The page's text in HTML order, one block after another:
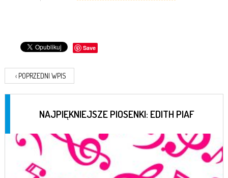
Save
‹ POPRZEDNI WPIS
NAJPIĘKNIEJSZE PIOSENKI: EDITH PIAF